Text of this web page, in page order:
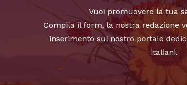
Vuoi promuovere la tua
Compila il form, la nostra redazione
inserimento sul nostro portale
italiani.